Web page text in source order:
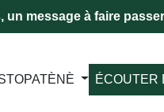
un message à faire
ÉCOUTER